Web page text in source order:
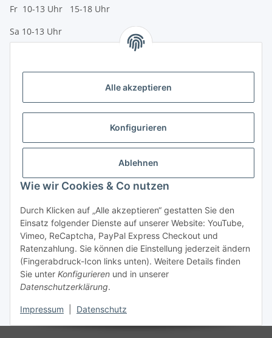
Alle akzeptieren
Konfigurieren
Ablehnen
Wie wir Cookies & Co nutzen
Durch Klicken auf „Alle akzeptieren“ gestatten Sie den
Einsatz folgender Dienste auf unserer Website: YouTube,
Vimeo, ReCaptcha, PayPal Express Checkout und
Ratenzahlung. Sie können die Einstellung jederzeit ändern
(Fingerabdruck-Icon links unten). Weitere Details finden
Sie unter Konfigurieren und in unserer
Datenschutzerklärung.
Impressum Datenschutz
Fr 10-13 Uhr 15-18 Uhr
Sa 10-13 Uhr
Vorkasse (per Bank-Überweisung)
Sofortüberweisung
Rechnungskauf
Gesetzliche Informationen
Informationen
Vertrag widerrufen
* Alle Preise inkl. gesetzlicher USt., zzgl.